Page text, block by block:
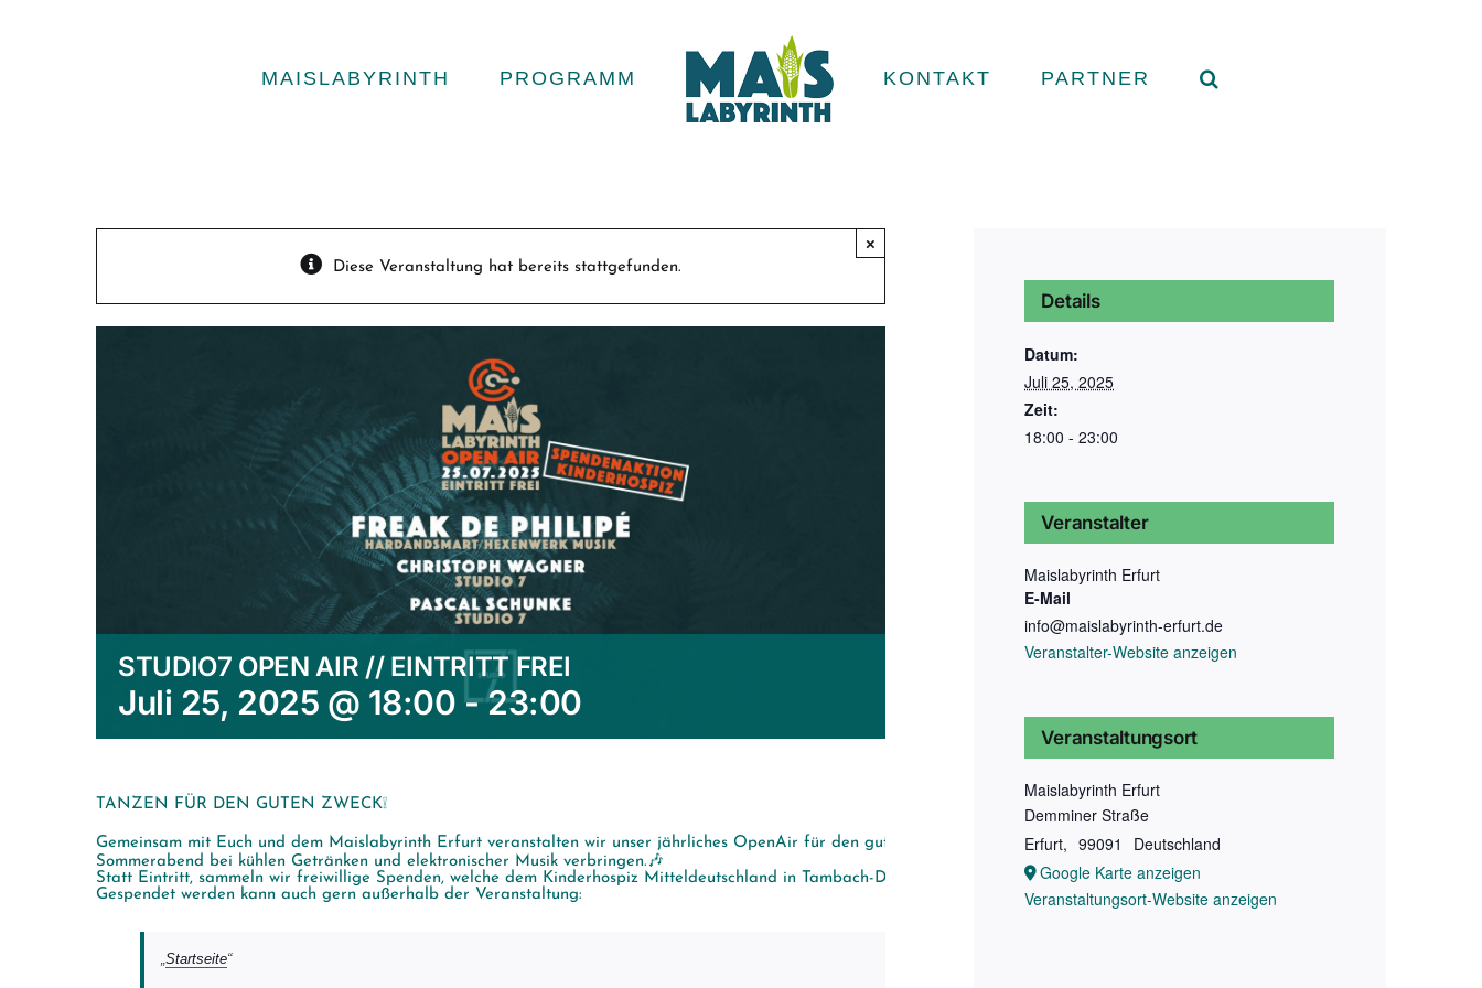
MAISLABYRINTH PROGRAMM KONTAKT PARTNER
Diese Veranstaltung hat bereits stattgefunden.
×
STUDIO7 OPEN AIR // EINTRITT FREI
Juli 25, 2025 @ 18:00 -23:00
TANZEN FÜR DEN GUTEN ZWECK❕
Gemeinsam mit Euch und dem Maislabyrinth Erfurt veranstalten wir unser jährliches OpenAir für den guten Zweck. In schöner Atmosphäre wollen wir mit Euch einen
Sommerabend bei kühlen Getränken und elektronischer Musik verbringen.🎶
Statt Eintritt, sammeln wir freiwillige Spenden, welche dem Kinderhospiz Mitteldeutschland in Tambach-Dietharz zugute kommen.
Gespendet werden kann auch gern außerhalb der Veranstaltung:
Startseite
Details
Datum:
Juli 25, 2025
Zeit:
18:00 - 23:00
Veranstalter
Maislabyrinth Erfurt
E-Mail
info@maislabyrinth-erfurt.de
Veranstalter-Website anzeigen
Veranstaltungsort
Maislabyrinth Erfurt
Demminer Straße
Erfurt, 99091
Deutschland
Google Karte anzeigen
Veranstaltungsort-Website anzeigen